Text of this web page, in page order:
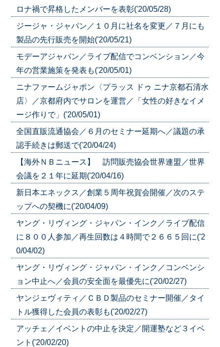
ロナ禍で昇格したメンバーを表彰('20/05/28)
ジージャ・ジャパン／１０月に社名を変更／７月にも
製品の先行販売を開始('20/05/21)
モデーアジャパン／ライブ配信でコンベンション／今
年の営業施策を発表も('20/05/01)
ニナファームジャポン〈プラッス ドゥ ニナ京都石清水
店〉／京都府内でサロンを運営／「女性の好きなイメ
ージ作りで」('20/05/01)
全国直販流通協会／６月のセミナー延期へ／議題の承
認手続きは郵送で('20/04/24)
【海外ＮＢニュース】 訪問販売協会世界連盟／世界
会議を２１年に延期('20/04/16)
新日本エネックス／創業５周年祝賀会開催／次のステ
ップへの契機に('20/04/09)
ヤング・リヴィング・ジャパン・インク／ライブ配信
に８００人参加／再生回数は４時間で２６６５回に('2
0/04/02)
ヤング・リヴィング・ジャパン・インク／コンベンシ
ョン中止へ／会員の安全面を最優先に('20/02/27)
ヤンジェヴィティ／ＣＢＤ製品のセミナー開催／タイ
トル獲得した会員の表彰も('20/02/27)
アッチェ／イベントの中止を決定／開運塾など３イベ
ント('20/02/20)